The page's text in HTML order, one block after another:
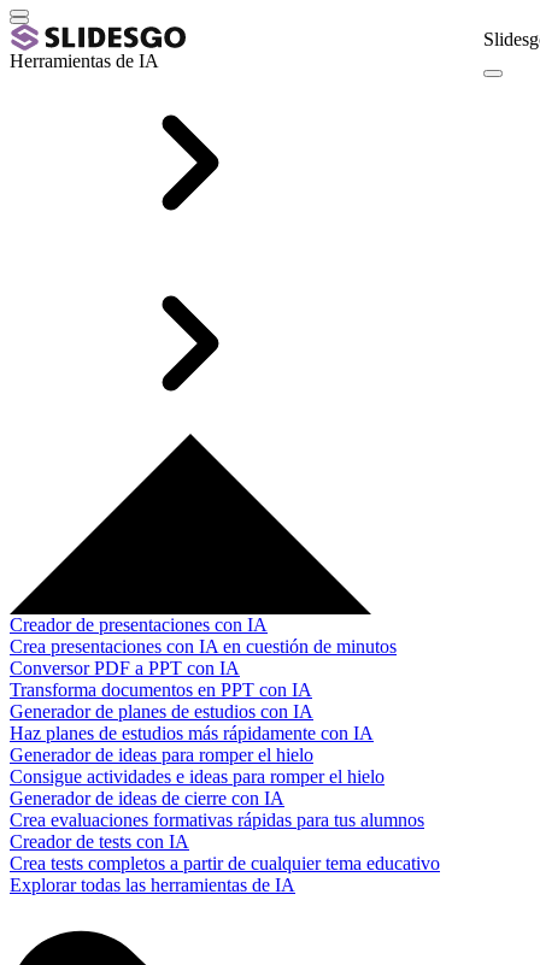
Herramientas de IA
Creador de presentaciones con IA
Crea presentaciones con IA en cuestión de minutos
Conversor PDF a PPT con IA
Transforma documentos en PPT con IA
Generador de planes de estudios con IA
Haz planes de estudios más rápidamente con IA
Generador de ideas para romper el hielo
Consigue actividades e ideas para romper el hielo
Generador de ideas de cierre con IA
Crea evaluaciones formativas rápidas para tus alumnos
Creador de tests con IA
Crea tests completos a partir de cualquier tema educativo
Explorar todas las herramientas de IA